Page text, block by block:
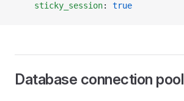
    sticky_session
: true
Database connection pool